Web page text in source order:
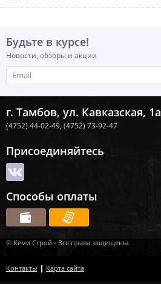
Будьте в курсе!
Новости, обзоры и акции
г. Тамбов, ул. Кавказская, 1а
(4752) 44-02-49, (4752) 73-92-47
Присоединяйтесь
Способы оплаты
© Кеми Строй - Все права защищены.
Контакты Карта сайта